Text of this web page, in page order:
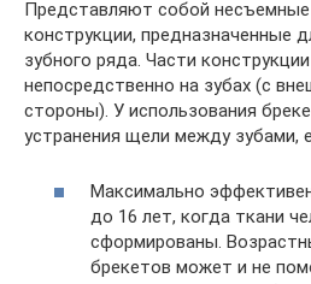
Представляют собой
конструкции, предназначенные
зубного ряда. Части
непосредственно на зубах (с
стороны). У использования
устранения щели между зубами,
Максимально
до 16 лет, когда ткани
сформированы.
брекетов может и не